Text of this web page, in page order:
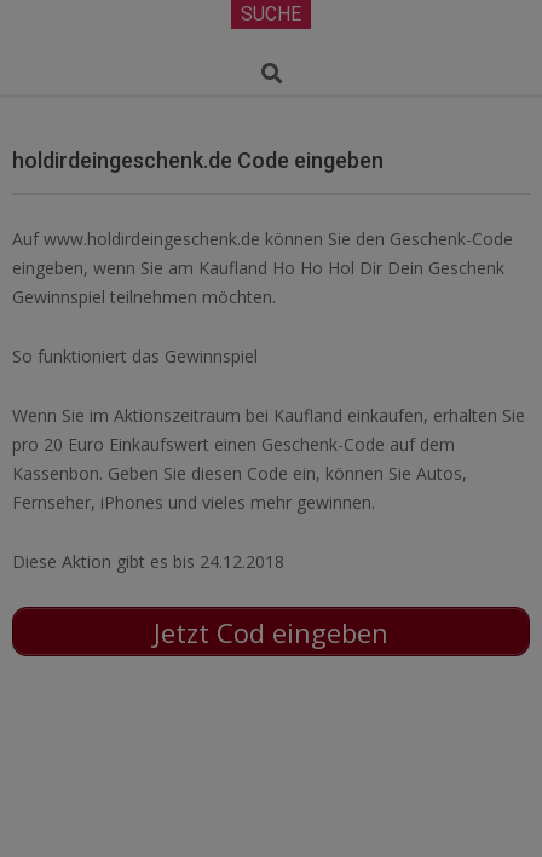
SUCHE
Search
holdirdeingeschenk.de Code eingeben
Auf www.holdirdeingeschenk.de können Sie den Geschenk-Code
eingeben, wenn Sie am Kaufland Ho Ho Hol Dir Dein Geschenk
Gewinnspiel teilnehmen möchten.
So funktioniert das Gewinnspiel
Wenn Sie im Aktionszeitraum bei Kaufland einkaufen, erhalten Sie
pro 20 Euro Einkaufswert einen Geschenk-Code auf dem
Kassenbon. Geben Sie diesen Code ein, können Sie Autos,
Fernseher, iPhones und vieles mehr gewinnen.
Diese Aktion gibt es bis 24.12.2018
Jetzt Cod eingeben